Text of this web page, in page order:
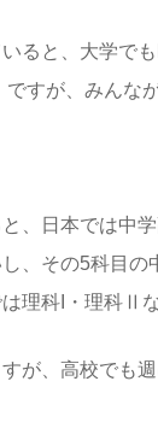
ると、大学で
ですが、みんな
、日本では中
し、その5科目
理科I・理科Ⅱ
が、高校でも